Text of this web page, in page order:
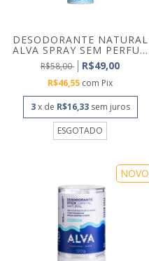
DESODORANTE NATURAL
ALVA SPRAY SEM PERFU...
R$58,00 R$49,00
R$46,55 com Pix
3 x de R$16,33 sem juros
ESGOTADO
NOVO